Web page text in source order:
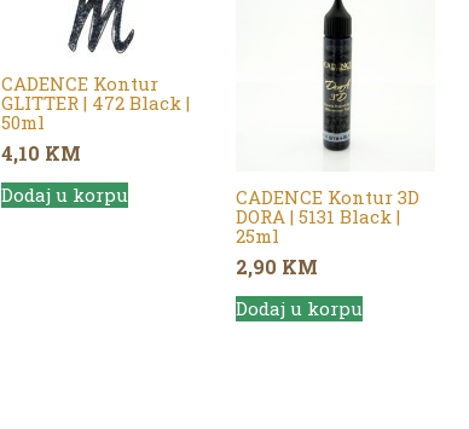
CADENCE Kontur
GLITTER | 472 Black |
50ml
4,10 KM
Dodaj u korpu
CADENCE Kontur 3D
DORA | 5131 Black |
25ml
2,90 KM
Dodaj u korpu